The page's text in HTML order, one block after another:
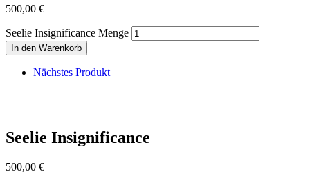
500,00 €
Seelie Insignificance Menge
In den Warenkorb
Nächstes Produkt
Seelie Insignificance
500,00 €